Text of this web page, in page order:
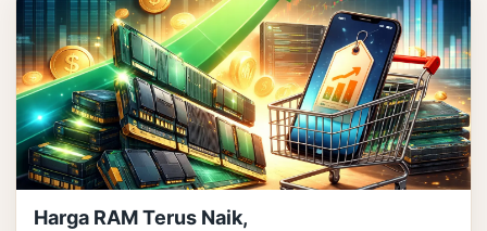
Harga RAM Terus Naik,